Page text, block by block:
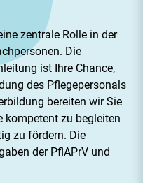
zentrale Rolle in der
Die
ist Ihre Chance,
des Pflegepersonals
bereiten wir Sie
kompetent zu begleiten
zu fördern. Die
der PflAPrV und